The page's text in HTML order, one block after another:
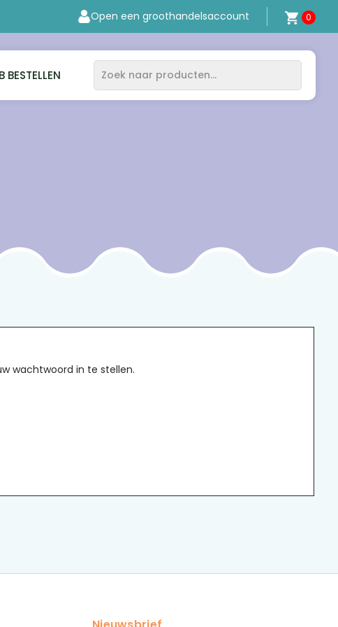
Open een groothandelsaccount 0
BESTELLEN
wachtwoord in te stellen.